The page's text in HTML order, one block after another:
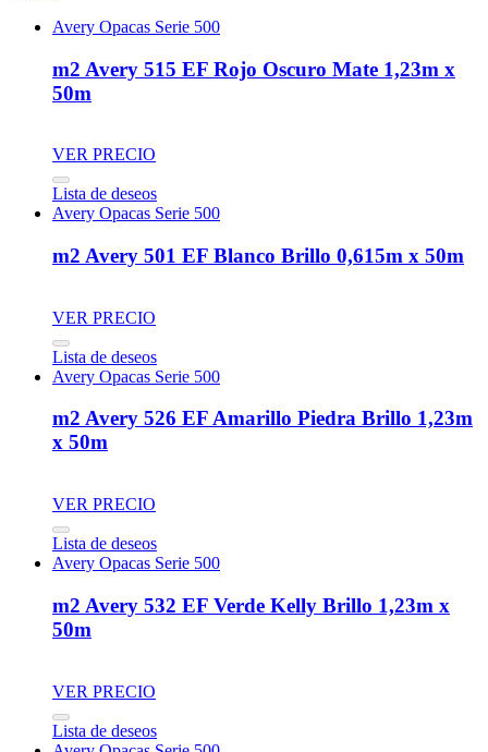
Avery Opacas Serie 500
m2 Avery 515 EF Rojo Oscuro Mate 1,23m x
50m
VER PRECIO
Lista de deseos
Avery Opacas Serie 500
m2 Avery 501 EF Blanco Brillo 0,615m x 50m
VER PRECIO
Lista de deseos
Avery Opacas Serie 500
m2 Avery 526 EF Amarillo Piedra Brillo 1,23m
x 50m
VER PRECIO
Lista de deseos
Avery Opacas Serie 500
m2 Avery 532 EF Verde Kelly Brillo 1,23m x
50m
VER PRECIO
Lista de deseos